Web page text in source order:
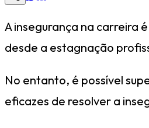
A insegurança na carreira
desde a estagnação
No entanto, é possível
eficazes de resolver a